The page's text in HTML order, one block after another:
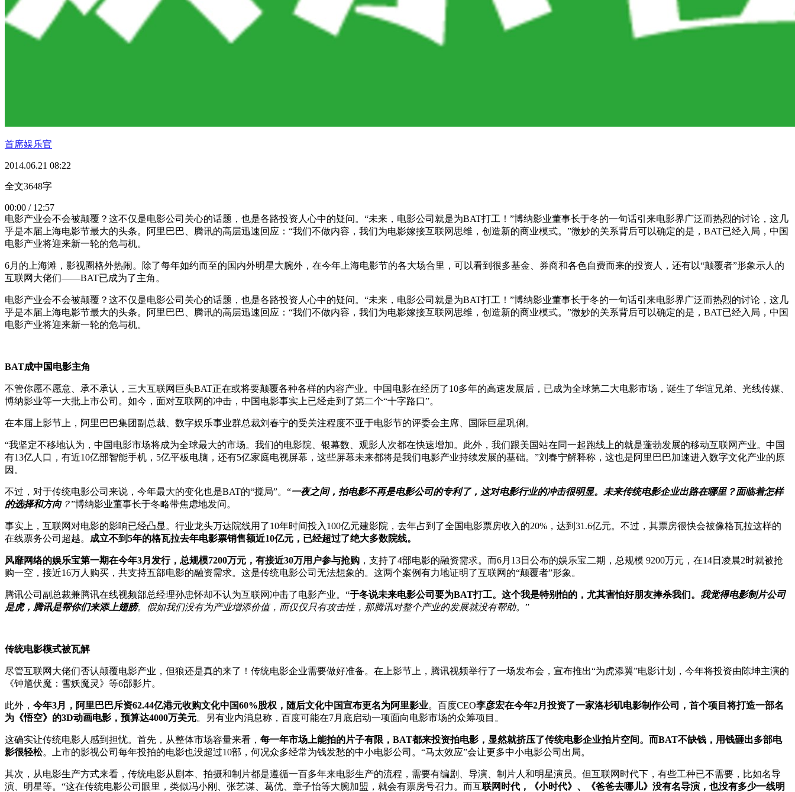
首席娱乐官
2014.06.21 08:22
全文3648字
00:00 / 12:57
电影产业会不会被颠覆？这不仅是电影公司关心的话题，也是各路投资人心中的疑问。“未来，电影公司就是为BAT打工！”博纳影业董事长于冬的一句话引来电影界广泛而热烈的讨论，这几
乎是本届上海电影节最大的头条。阿里巴巴、腾讯的高层迅速回应：“我们不做内容，我们为电影嫁接互联网思维，创造新的商业模式。”微妙的关系背后可以确定的是，BAT已经入局，中国
电影产业将迎来新一轮的危与机。
6月的上海滩，影视圈格外热闹。除了每年如约而至的国内外明星大腕外，在今年上海电影节的各大场合里，可以看到很多基金、券商和各色自费而来的投资人，还有以“颠覆者”形象示人的
互联网大佬们——BAT已成为了主角。
电影产业会不会被颠覆？这不仅是电影公司关心的话题，也是各路投资人心中的疑问。“未来，电影公司就是为BAT打工！”博纳影业董事长于冬的一句话引来电影界广泛而热烈的讨论，这几
乎是本届上海电影节最大的头条。阿里巴巴、腾讯的高层迅速回应：“我们不做内容，我们为电影嫁接互联网思维，创造新的商业模式。”微妙的关系背后可以确定的是，BAT已经入局，中国
电影产业将迎来新一轮的危与机。
BAT成中国电影主角
不管你愿不愿意、承不承认，三大互联网巨头BAT正在或将要颠覆各种各样的内容产业。中国电影在经历了10多年的高速发展后，已成为全球第二大电影市场，诞生了华谊兄弟、光线传媒、
博纳影业等一大批上市公司。如今，面对互联网的冲击，中国电影事实上已经走到了第二个“十字路口”。
在本届上影节上，阿里巴巴集团副总裁、数字娱乐事业群总裁刘春宁的受关注程度不亚于电影节的评委会主席、国际巨星巩俐。
“我坚定不移地认为，中国电影市场将成为全球最大的市场。我们的电影院、银幕数、观影人次都在快速增加。此外，我们跟美国站在同一起跑线上的就是蓬勃发展的移动互联网产业。中国
有13亿人口，有近10亿部智能手机，5亿平板电脑，还有5亿家庭电视屏幕，这些屏幕未来都将是我们电影产业持续发展的基础。”刘春宁解释称，这也是阿里巴巴加速进入数字文化产业的原
因。
不过，对于传统电影公司来说，今年最大的变化也是BAT的“搅局”。“一夜之间，拍电影不再是电影公司的专利了，这对电影行业的冲击很明显。未来传统电影企业出路在哪里？面临着怎样
的选择和方向？”博纳影业董事长于冬略带焦虑地发问。
事实上，互联网对电影的影响已经凸显。行业龙头万达院线用了10年时间投入100亿元建影院，去年占到了全国电影票房收入的20%，达到31.6亿元。不过，其票房很快会被像格瓦拉这样的
在线票务公司超越。 成立不到5年的格瓦拉去年电影票销售额近10亿元，已经超过了绝大多数院线。
风靡网络的娱乐宝第一期在今年3月发行，总规模7200万元，有接近30万用户参与抢购 ，支持了4部电影的融资需求。而6月13日公布的娱乐宝二期，总规模 9200万元，在14日凌晨2时就被抢
购一空，接近16万人购买，共支持五部电影的融资需求。这是传统电影公司无法想象的。这两个案例有力地证明了互联网的“颠覆者”形象。
腾讯公司副总裁兼腾讯在线视频部总经理孙忠怀却不认为互联网冲击了电影产业。“于冬说未来电影公司要为BAT打工。这个我是特别怕的，尤其害怕好朋友捧杀我们。 我觉得电影制片公司
是虎，腾讯是帮你们来添上翅膀。假如我们没有为产业增添价值，而仅仅只有攻击性，那腾讯对整个产业的发展就没有帮助。 ”
传统电影模式被瓦解
尽管互联网大佬们否认颠覆电影产业，但狼还是真的来了！传统电影企业需要做好准备。在上影节上，腾讯视频举行了一场发布会，宣布推出“为虎添翼”电影计划，今年将投资由陈坤主演的
《钟馗伏魔：雪妖魔灵》等6部影片。
此外， 今年3月，阿里巴巴斥资62.44亿港元收购文化中国60%股权，随后文化中国宣布更名为阿里影业。百度CEO李彦宏在今年2月投资了一家洛杉矶电影制作公司，首个项目将打造一部名
为《悟空》的3D动画电影，预算达4000万美元。另有业内消息称，百度可能在7月底启动一项面向电影市场的众筹项目。
这确实让传统电影人感到担忧。首先，从整体市场容量来看， 每一年市场上能拍的片子有限，BAT都来投资拍电影，显然就挤压了传统电影企业拍片空间。而BAT不缺钱，用钱砸出多部电
影很轻松。上市的影视公司每年投拍的电影也没超过10部，何况众多经常为钱发愁的中小电影公司。“马太效应”会让更多中小电影公司出局。
其次，从电影生产方式来看，传统电影从剧本、拍摄和制片都是遵循一百多年来电影生产的流程，需要有编剧、导演、制片人和明星演员。但互联网时代下，有些工种已不需要，比如名导
演、明星等。“这在传统电影公司眼里，类似冯小刚、张艺谋、葛优、章子怡等大腕加盟，就会有票房号召力。而互联网时代，《小时代》、《爸爸去哪儿》没有名导演，也没有多少一线明